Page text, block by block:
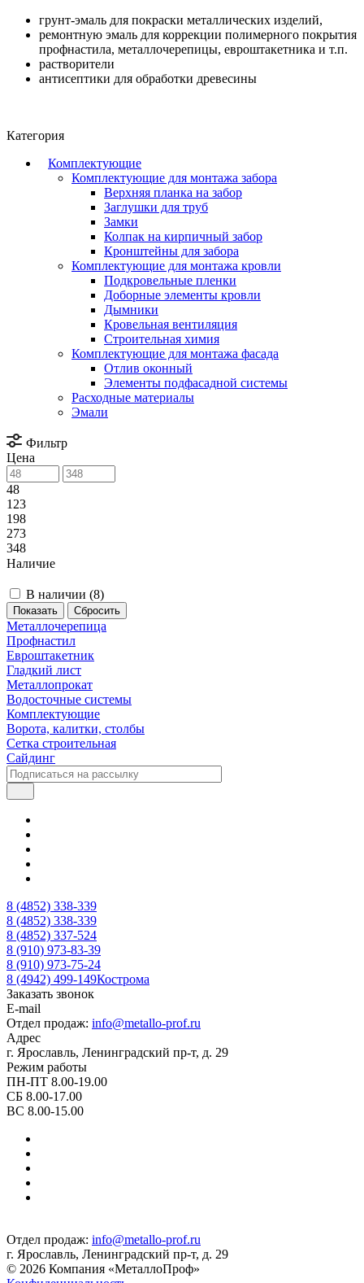
грунт-эмаль для покраски металлических изделий,
ремонтную эмаль для коррекции полимерного покрытия
профнастила, металлочерепицы, евроштакетника и т.п.
растворители
антисептики для обработки древесины
Категория
Комплектующие
Комплектующие для монтажа забора
Верхняя планка на забор
Заглушки для труб
Замки
Колпак на кирпичный забор
Кронштейны для забора
Комплектующие для монтажа кровли
Подкровельные пленки
Доборные элементы кровли
Дымники
Кровельная вентиляция
Строительная химия
Комплектующие для монтажа фасада
Отлив оконный
Элементы подфасадной системы
Расходные материалы
Эмали
Фильтр
Цена
48
123
198
273
348
Наличие
В наличии (8)
Сбросить
Металлочерепица
Профнастил
Евроштакетник
Гладкий лист
Металлопрокат
Водосточные системы
Комплектующие
Ворота, калитки, столбы
Сетка строительная
Сайдинг
8 (4852) 338-339
8 (4852) 338-339
8 (4852) 337-524
8 (910) 973-83-39
8 (910) 973-75-24
8 (4942) 499-149Кострома
Заказать звонок
E-mail
Отдел продаж: info@metallo-prof.ru
Адрес
г. Ярославль, Ленинградский пр-т, д. 29
Режим работы
ПН-ПТ 8.00-19.00
СБ 8.00-17.00
ВС 8.00-15.00
Отдел продаж: info@metallo-prof.ru
г. Ярославль, Ленинградский пр-т, д. 29
© 2026 Компания «МеталлоПроф»